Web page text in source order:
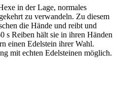
in der Lage, normales
zu verwandeln. Zu diesem
die Hände und reibt und
s Reiben hält sie in ihren Händen
einen Edelstein ihrer Wahl.
mit echten Edelsteinen möglich.